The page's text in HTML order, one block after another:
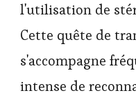
l'utilisation de
Cette quête de
s'accompagne
intense de